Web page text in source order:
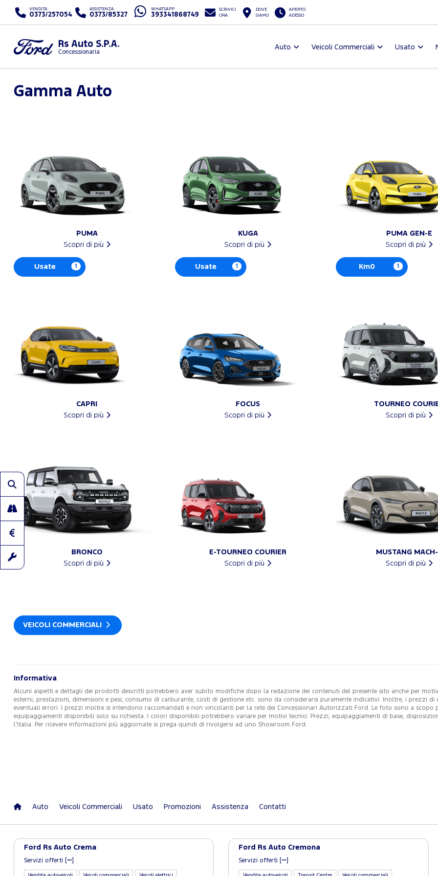
VENDITA
0373/257054
ASSISTENZA
0373/85327
WHATSAPP
393341868749
SCRIVICI
ORA
DOVE
SIAMO
APERTO
ADESSO
Rs Auto S.P.A.
Concessionaria
Auto Veicoli Commerciali Usato
Gamma Auto
PUMA
Scopri di più
Usate 1
KUGA
Scopri di più
Usate 1
PUMA GEN-E
Scopri di più
Km0 1
CAPRI
Scopri di più
FOCUS
Scopri di più
TOURNEO
Scopri di più
BRONCO
Scopri di più
E-TOURNEO COURIER
Scopri di più
MUSTANG
Scopri di più
VEICOLI COMMERCIALI
Informativa
Alcuni aspetti e dettagli dei prodotti descritti potrebbero aver subito modifiche dopo la redazione dei contenuti del presente sito anche per
esterni, prestazioni, dimensioni e pesi, consumo di carburante, costi di gestione etc. sono da considerarsi puramente indicativi. Inoltre, i prezzi
eventuali errori. I prezzi inoltre si intendono raccomandati e non vincolanti per la rete dei Concessionari Autorizzati Ford. Le foto sono a scopo
equipaggiamenti disponibili solo su richiesta. I colori disponibili potrebbero variare per motivi tecnici. Prezzi, equipaggiamenti di base,
l’Italia. Per ricevere informazioni più aggiornate si prega quindi di rivolgersi ad uno Showroom Ford.
Auto Veicoli Commerciali Usato Promozioni Assistenza Contatti
Ford Rs Auto Crema
Servizi offerti [
Ford Rs Auto Cremona
Servizi offerti [